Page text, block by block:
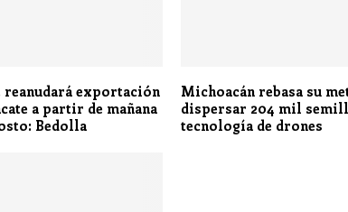
reanudará exportación
a partir de mañana
Bedolla
Michoacán rebasa su
dispersar 204 mil
tecnología de drones